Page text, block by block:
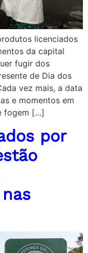
licenciados
da capital
fugir dos
de Dia dos
vez mais, a data
e momentos em
fogem […]
por